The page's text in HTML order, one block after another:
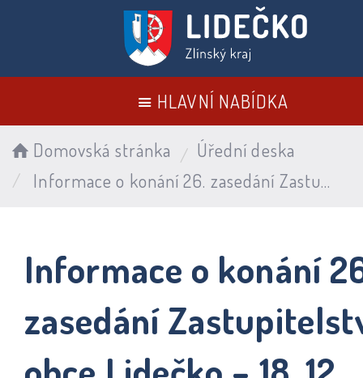
HLAVNÍ NABÍDKA
Domovská stránka
Úřední deska
Informace o konání 26. zasedání Zastupitelstva obce Lidečko – 18. 12. 2025
Informace o konání
zasedání